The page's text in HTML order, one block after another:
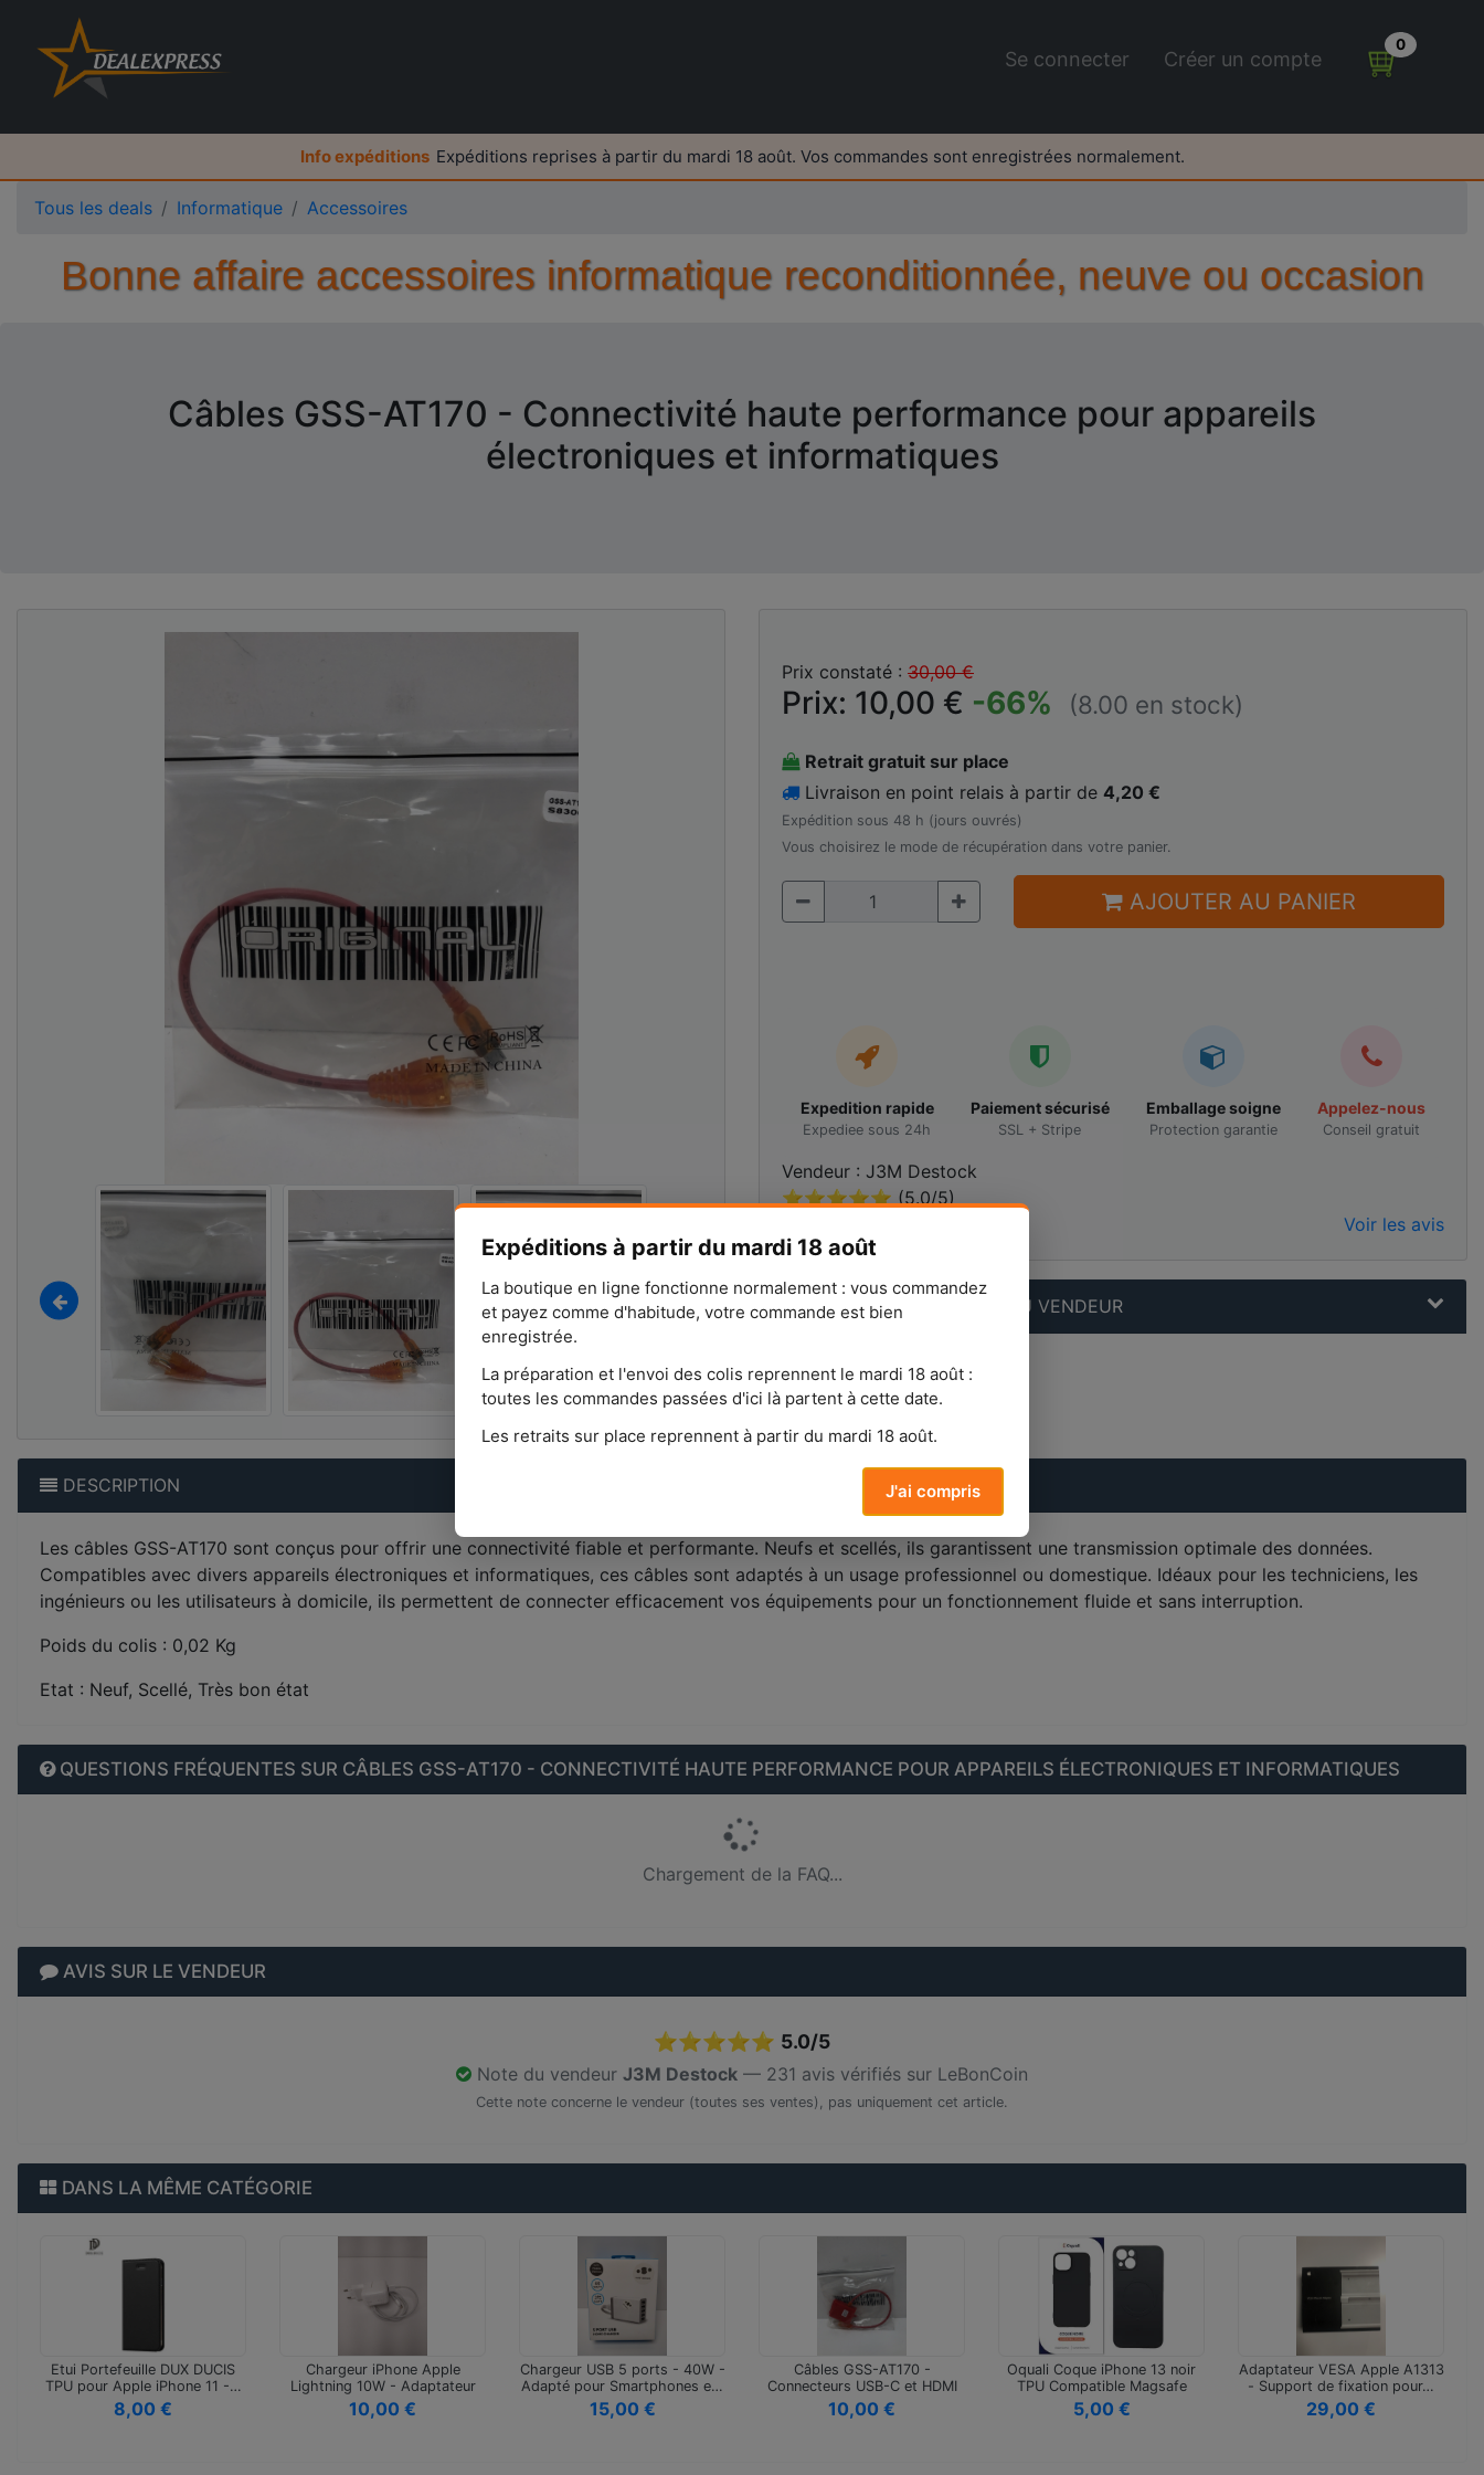
Se connecter Créer un compte
0
Info expéditions Expéditions reprises à partir du mardi 18 août. Vos commandes sont enregistrées normalement.
Expéditions à partir du mardi 18 août
La boutique en ligne fonctionne normalement : vous commandez
et payez comme d'habitude, votre commande est bien
enregistrée.
La préparation et l'envoi des colis reprennent le mardi 18 août :
toutes les commandes passées d'ici là partent à cette date.
Les retraits sur place reprennent à partir du mardi 18 août.
J'ai compris
Tous les deals Informatique Accessoires
Bonne affaire accessoires informatique reconditionnée, neuve ou occasion
Câbles GSS-AT170 - Connectivité haute performance pour appareils
électroniques et informatiques
Prix constaté : 30,00 €
Prix: 10,00 € -66% (8.00 en stock)
Retrait gratuit sur place
Livraison en point relais à partir de 4,20 €
Expédition sous 48 h (jours ouvrés)
Vous choisirez le mode de récupération dans votre panier.
AJOUTER AU PANIER
Expedition rapide
Expediee sous 24h
Paiement sécurisé
SSL + Stripe
Emballage soigne
Protection garantie
Appelez-nous
Conseil gratuit
Vendeur : J3M Destock
⭐⭐⭐⭐⭐ (5.0/5)
Voir les avis
POSER UNE QUESTION AU VENDEUR
DESCRIPTION
Les câbles GSS-AT170 sont conçus pour offrir une connectivité fiable et performante. Neufs et scellés, ils garantissent une transmission optimale des données.
Compatibles avec divers appareils électroniques et informatiques, ces câbles sont adaptés à un usage professionnel ou domestique. Idéaux pour les techniciens, les
ingénieurs ou les utilisateurs à domicile, ils permettent de connecter efficacement vos équipements pour un fonctionnement fluide et sans interruption.
Poids du colis : 0,02 Kg
Etat : Neuf, Scellé, Très bon état
QUESTIONS FRÉQUENTES SUR CÂBLES GSS-AT170 - CONNECTIVITÉ HAUTE PERFORMANCE POUR APPAREILS ÉLECTRONIQUES ET INFORMATIQUES
Chargement de la FAQ...
AVIS SUR LE VENDEUR
⭐⭐⭐⭐⭐ 5.0/5
Note du vendeur J3M Destock — 231 avis vérifiés sur LeBonCoin
Cette note concerne le vendeur (toutes ses ventes), pas uniquement cet article.
DANS LA MÊME CATÉGORIE
Etui Portefeuille DUX DUCIS
TPU pour Apple iPhone 11 -…
8,00 €
Chargeur iPhone Apple
Lightning 10W - Adaptateur
Secte…
10,00 €
Chargeur USB 5 ports - 40W -
Adapté pour Smartphones e…
15,00 €
Câbles GSS-AT170 -
Connecteurs USB-C et HDMI
2.0 pour …
10,00 €
Oquali Coque iPhone 13 noir
TPU Compatible Magsafe
5,00 €
Adaptateur VESA Apple A1313
- Support de fixation pour…
29,00 €